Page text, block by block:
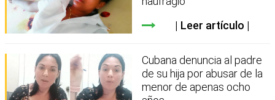
Leer artículo
Cubana denuncia al padre
de su hija por abusar de la
menor de apenas ocho